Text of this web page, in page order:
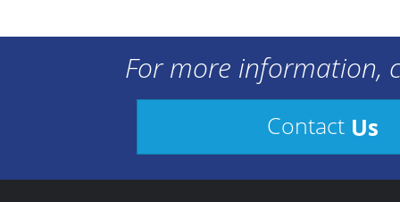
For more information,
Contact Us